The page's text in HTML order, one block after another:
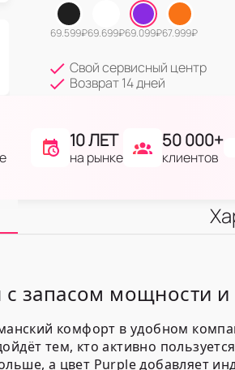
69.599₽69.699₽69.099₽67.999₽
Свой сервисный центр
Возврат 14 дней
10 ЛЕТ
на рынке
50 000+
клиентов
запасом мощности и
комфорт в удобном
тем, кто активно
а цвет Purpleдобавляет